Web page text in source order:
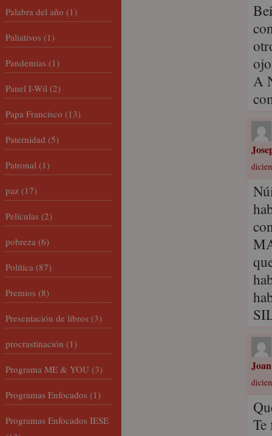
A
Te
Palabra del año (1)
Paliativos (1)
Pandemias (1)
Panel I-Wil (2)
Papa Francisco (13)
Paternidad (5)
Patronal (1)
paz (17)
Películas (2)
pobreza (6)
Política (87)
Premios (8)
Presentación de libros (3)
procrastinación (1)
Programa ME & YOU (3)
Programas Enfocados (1)
Programas Enfocados IESE